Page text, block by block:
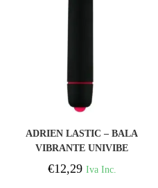
ADRIEN LASTIC – BALA
VIBRANTE UNIVIBE
MINI PRETA
€12,29 Iva Inc.